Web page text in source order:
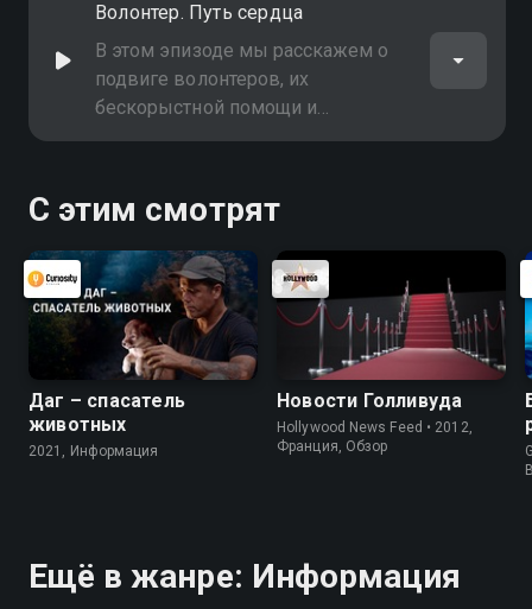
Волонтер. Путь сердца
В этом эпизоде мы расскажем о
подвиге волонтеров, их
бескорыстной помощи и
искреннем желании изменить мир
С этим смотрят
Даг – спасатель
животных
2021, Информация
Новости Голливуда
Hollywood News Feed • 2012,
Франция, Обзор
Ещё в жанре: Информация